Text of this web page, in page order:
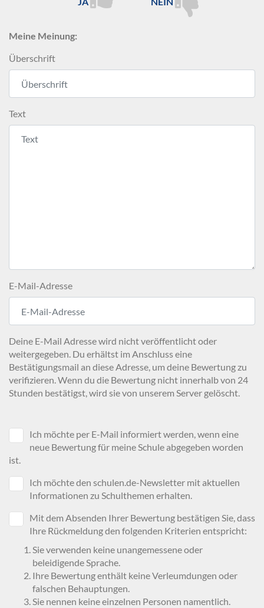
Meine Meinung:
Überschrift
Text
E-Mail-Adresse
Deine E-Mail Adresse wird nicht veröffentlicht oder
weitergegeben. Du erhältst im Anschluss eine
Bestätigungsmail an diese Adresse, um deine Bewertung zu
verifizieren. Wenn du die Bewertung nicht innerhalb von 24
Stunden bestätigst, wird sie von unserem Server gelöscht.
Ich möchte per E-Mail informiert werden, wenn eine
neue Bewertung für meine Schule abgegeben worden
ist.
Ich möchte den schulen.de-Newsletter mit aktuellen
Informationen zu Schulthemen erhalten.
Mit dem Absenden Ihrer Bewertung bestätigen Sie, dass
Ihre Rückmeldung den folgenden Kriterien entspricht:
Sie verwenden keine unangemessene oder
beleidigende Sprache.
Ihre Bewertung enthält keine Verleumdungen oder
falschen Behauptungen.
Sie nennen keine einzelnen Personen namentlich.